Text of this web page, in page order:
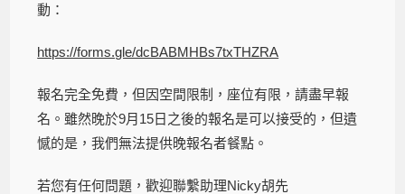
動：
https://forms.gle/dcBABMHBs7txTHZRA
報名完全免費，但因空間限制，座位有限，請盡早報
名。雖然晚於9月15日之後的報名是可以接受的，但遺
憾的是，我們無法提供晚報名者餐點。
若您有任何問題，歡迎聯繫助理Nicky胡先